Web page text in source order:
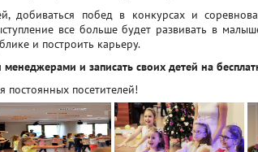
добиваться побед в конкурсах и
все больше будет развивать в
и построить карьеру.
и записать своих детей на
постоянных посетителей!